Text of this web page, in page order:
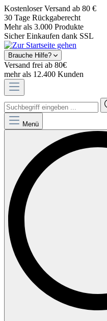
Kostenloser Versand ab 80 €
30 Tage Rückgaberecht
Mehr als 3.000 Produkte
Sicher Einkaufen dank SSL
Brauche Hilfe?
Versand frei ab 80€
mehr als 12.400 Kunden
Menü